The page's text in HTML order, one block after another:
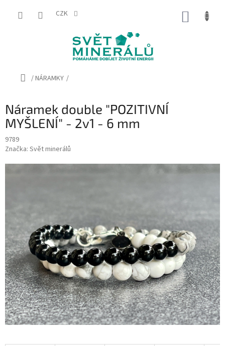
CZK
Domů
/NÁRAMKY /
Náramek double "POZITIVNÍ
MYŠLENÍ" - 2v1 - 6 mm
9789
Značka: Svět minerálů